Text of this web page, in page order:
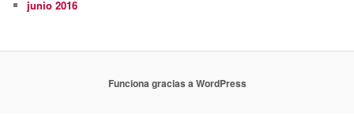
junio 2016
Funciona gracias a WordPress